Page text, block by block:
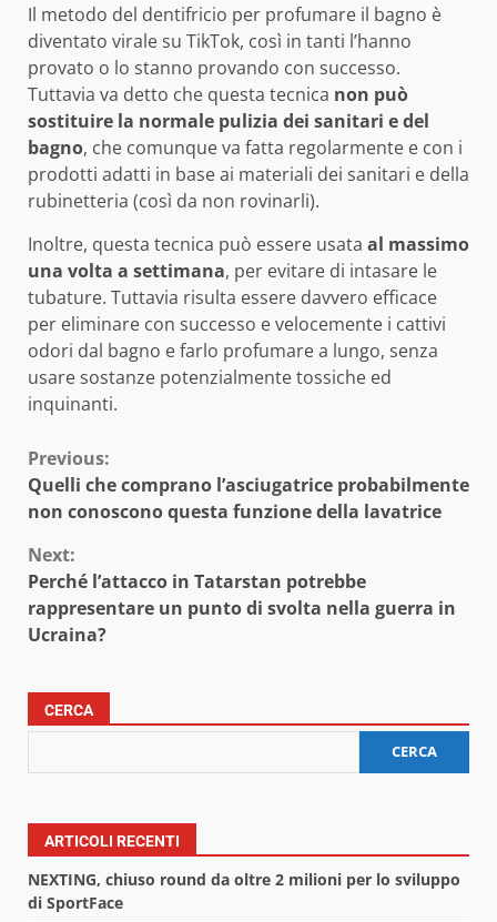
Il metodo del dentifricio per profumare il bagno è
diventato virale su TikTok, così in tanti l’hanno
provato o lo stanno provando con successo.
Tuttavia va detto che questa tecnica non può
sostituire la normale pulizia dei sanitari e del
bagno, che comunque va fatta regolarmente e con i
prodotti adatti in base ai materiali dei sanitari e della
rubinetteria (così da non rovinarli).
Inoltre, questa tecnica può essere usata al massimo
una volta a settimana, per evitare di intasare le
tubature. Tuttavia risulta essere davvero efficace
per eliminare con successo e velocemente i cattivi
odori dal bagno e farlo profumare a lungo, senza
usare sostanze potenzialmente tossiche ed
inquinanti.
Continue
Reading
Previous:
Quelli che comprano l’asciugatrice probabilmente
non conoscono questa funzione della lavatrice
Next:
Perché l’attacco in Tatarstan potrebbe
rappresentare un punto di svolta nella guerra in
Ucraina?
CERCA
CERCA
ARTICOLI RECENTI
NEXTING, chiuso round da oltre 2 milioni per lo sviluppo
di SportFace